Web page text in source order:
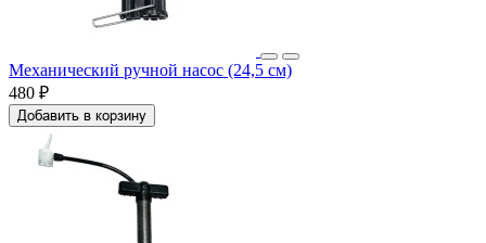
Механический ручной насос (24,5 см)
480 ₽
Добавить в корзину